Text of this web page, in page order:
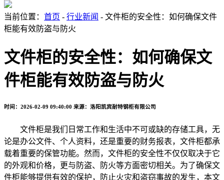
当前位置： 首页 - 行业新闻 - 文件柜的安全性：如何确保文件
柜能有效防盗与防火
文件柜的安全性：如何确保文
件柜能有效防盗与防火
时间：2026-02-09 09:40:00 来源：洛阳凯宾耐特钢柜有限公司
文件柜是我们日常工作和生活中不可或缺的存储工具，无
论是办公文件、个人资料，还是重要的财务报表，文件柜都承
载着重要的保管功能。然而，文件柜的安全性不仅仅取决于它
的外观和价格，更与防盗、防火等方面密切相关。为了确保文
件柜能够提供有效的保护，防止火灾和盗窃事故的发生，本文